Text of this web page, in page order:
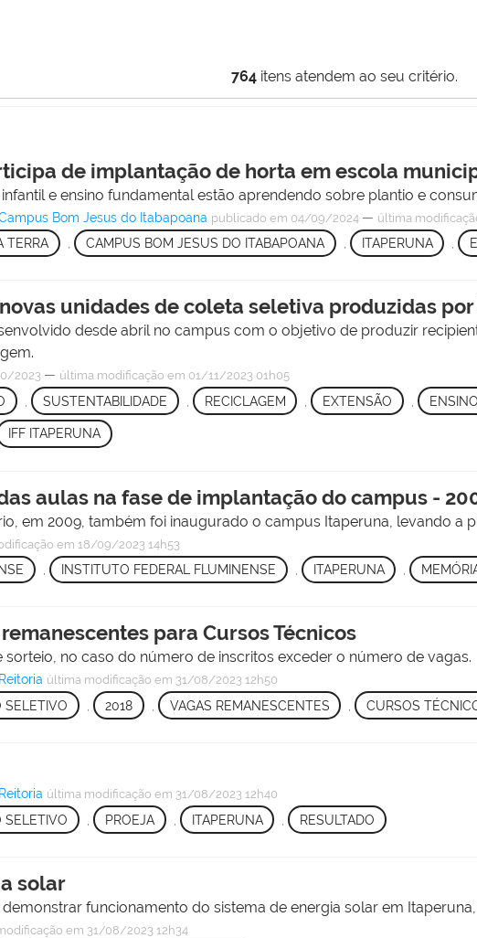
764 itens atendem ao seu critério.
de implantação de horta em escola
e ensino fundamental estão aprendendo sobre plantio e
Bom Jesus do Itabapoana publicado em 04/09/2024 — última
TERRA CAMPUS BOM JESUS DO ITABAPOANA ITAPERUNA ,
unidades de coleta seletiva produzidas por
desde abril no campus com o objetivo de produzir
2023 — última modificação em 01/11/2023 01h05
SUSTENTABILIDADE RECICLAGEM , EXTENSÃO , ENSINO
IFF ITAPERUNA
aulas na fase de implantação do campus -
em 2009, também foi inaugurado o campus Itaperuna, levando a
em 18/09/2023 14h53
INSTITUTO FEDERAL FLUMINENSE ITAPERUNA ,
para Cursos Técnicos
sorteio, no caso do número de inscritos exceder o número de vagas.
última modificação em 31/08/2023 12h50
SELETIVO 2018 VAGAS REMANESCENTES , CURSOS
última modificação em 31/08/2023 12h40
SELETIVO PROEJA ITAPERUNA , RESULTADO
solar
funcionamento do sistema de energia solar em
em 31/08/2023 12h34